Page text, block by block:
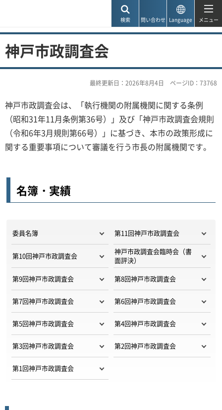
検索 問い合わせ Language メニュー
神戸市政調査会
最終更新日：2026年8月4日 ページID：73768
神戸市政調査会は、「執行機関の附属機関に関する条例
（昭和31年11月条例第36号）」及び「神戸市政調査会規則
（令和6年3月規則第66号）」に基づき、本市の政策形成に
関する重要事項について審議を行う市長の附属機関です。
名簿・実績
委員名簿 第11回神戸市政調査会
第10回神戸市政調査会
神戸市政調査会臨時会（書
面評決）
第9回神戸市政調査会
第8回神戸市政調査会
第7回神戸市政調査会 第6回神戸市政調査会
第5回神戸市政調査会 第4回神戸市政調査会
第3回神戸市政調査会 第2回神戸市政調査会
第1回神戸市政調査会